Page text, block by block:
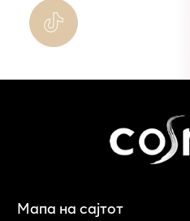
Мапа на сајтот